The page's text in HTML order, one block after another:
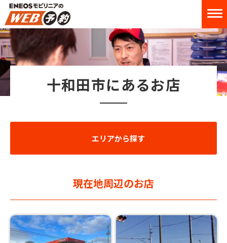
十和田市にあるお店
エリアから探す
現在地周辺のお店